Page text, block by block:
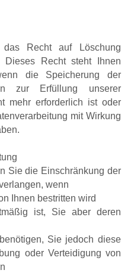
Recht auf Löschung
Dieses Recht steht Ihnen
die Speicherung der
zur Erfüllung unserer
mehr erforderlich ist oder
mit Wirkung
Sie die Einschränkung der
wenn
Ihnen bestritten wird
ist, Sie aber deren
Sie jedoch diese
oder Verteidigung von